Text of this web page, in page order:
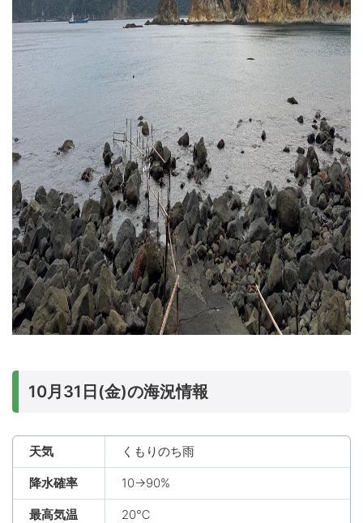
10月31日(金)の海況情報
天気 くもりのち雨
降水確率 10→90%
最高気温 20℃